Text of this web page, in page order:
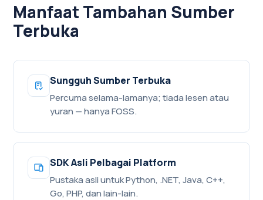
Manfaat Tambahan Sumber
Terbuka
Sungguh Sumber Terbuka
Percuma selama-lamanya; tiada lesen atau
yuran — hanya FOSS.
SDK Asli Pelbagai Platform
Pustaka asli untuk Python, .NET, Java, C++,
Go, PHP, dan lain-lain.